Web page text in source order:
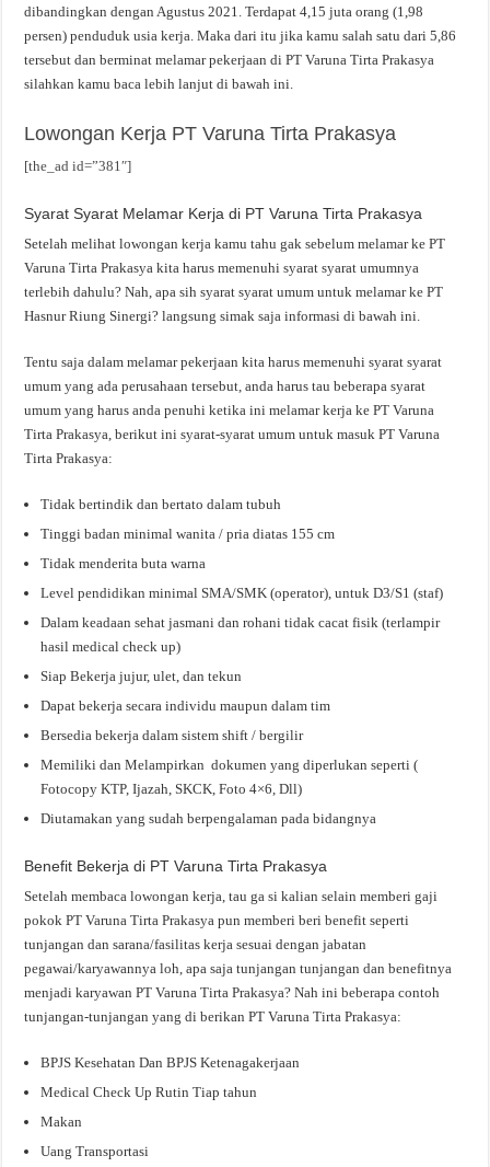
dibandingkan dengan Agustus 2021. Terdapat 4,15 juta orang (1,98
persen) penduduk usia kerja. Maka dari itu jika kamu salah satu dari 5,86
tersebut dan berminat melamar pekerjaan di PT Varuna Tirta Prakasya
silahkan kamu baca lebih lanjut di bawah ini.
Lowongan Kerja PT Varuna Tirta Prakasya
[the_ad id=”381″]
Syarat Syarat Melamar Kerja di PT Varuna Tirta Prakasya
Setelah melihat lowongan kerja kamu tahu gak sebelum melamar ke PT
Varuna Tirta Prakasya kita harus memenuhi syarat syarat umumnya
terlebih dahulu? Nah, apa sih syarat syarat umum untuk melamar ke PT
Hasnur Riung Sinergi? langsung simak saja informasi di bawah ini.
Tentu saja dalam melamar pekerjaan kita harus memenuhi syarat syarat
umum yang ada perusahaan tersebut, anda harus tau beberapa syarat
umum yang harus anda penuhi ketika ini melamar kerja ke PT Varuna
Tirta Prakasya, berikut ini syarat-syarat umum untuk masuk PT Varuna
Tirta Prakasya:
Tidak bertindik dan bertato dalam tubuh
Tinggi badan minimal wanita / pria diatas 155 cm
Tidak menderita buta warna
Level pendidikan minimal SMA/SMK (operator), untuk D3/S1 (staf)
Dalam keadaan sehat jasmani dan rohani tidak cacat fisik (terlampir
hasil medical check up)
Siap Bekerja jujur, ulet, dan tekun
Dapat bekerja secara individu maupun dalam tim
Bersedia bekerja dalam sistem shift / bergilir
Memiliki dan Melampirkan dokumen yang diperlukan seperti (
Fotocopy KTP, Ijazah, SKCK, Foto 4×6, Dll)
Diutamakan yang sudah berpengalaman pada bidangnya
Benefit Bekerja di PT Varuna Tirta Prakasya
Setelah membaca lowongan kerja, tau ga si kalian selain memberi gaji
pokok PT Varuna Tirta Prakasya pun memberi beri benefit seperti
tunjangan dan sarana/fasilitas kerja sesuai dengan jabatan
pegawai/karyawannya loh, apa saja tunjangan tunjangan dan benefitnya
menjadi karyawan PT Varuna Tirta Prakasya? Nah ini beberapa contoh
tunjangan-tunjangan yang di berikan PT Varuna Tirta Prakasya:
BPJS Kesehatan Dan BPJS Ketenagakerjaan
Medical Check Up Rutin Tiap tahun
Makan
Uang Transportasi